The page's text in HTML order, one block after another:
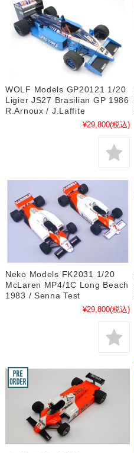
WOLF Models GP20121 1/20
Ligier JS27 Brasilian GP 1986
R.Arnoux / J.Laffite
¥29,800(税込)
Neko Models FK2031 1/20
McLaren MP4/1C Long Beach
1983 / Senna Test
¥29,800(税込)